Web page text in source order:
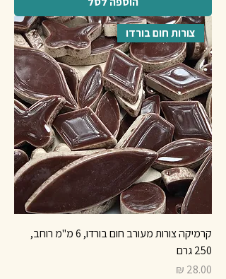
צורות חום בורדו
קרמיקה צורות מעורב חום בורדו, 6 מ"מ רוחב,
250 גרם
מחיר